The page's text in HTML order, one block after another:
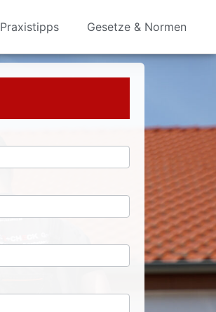
Praxistipps Gesetze & Normen